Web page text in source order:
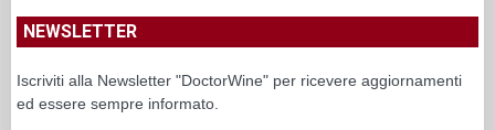
NEWSLETTER
Iscriviti alla Newsletter "DoctorWine" per ricevere aggiornamenti
ed essere sempre informato.